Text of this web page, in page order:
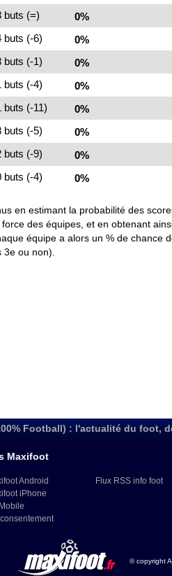
buts (=) 0%
buts (-6) 0%
buts (-1) 0%
buts (-4) 0%
buts (-11) 0%
buts (-5) 0%
buts (-9) 0%
buts (-4) 0%
en estimant la probabilité des
des équipes, et en obtenant
équipe a alors un % de chance
ou non).
Football) : l'actualité du foot,
Maxifoot
Android
iPhone
Flux RSS info foot
© copyright